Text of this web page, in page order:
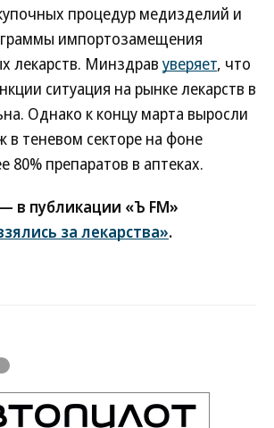
процедур медизделий и
импортозамещения
лекарств. Минздрав уверяет, что
ситуация на рынке лекарств в
Однако к концу марта выросли
теневом секторе на фоне
80% препаратов в аптеках.
в публикации «Ъ FM»
за лекарства».